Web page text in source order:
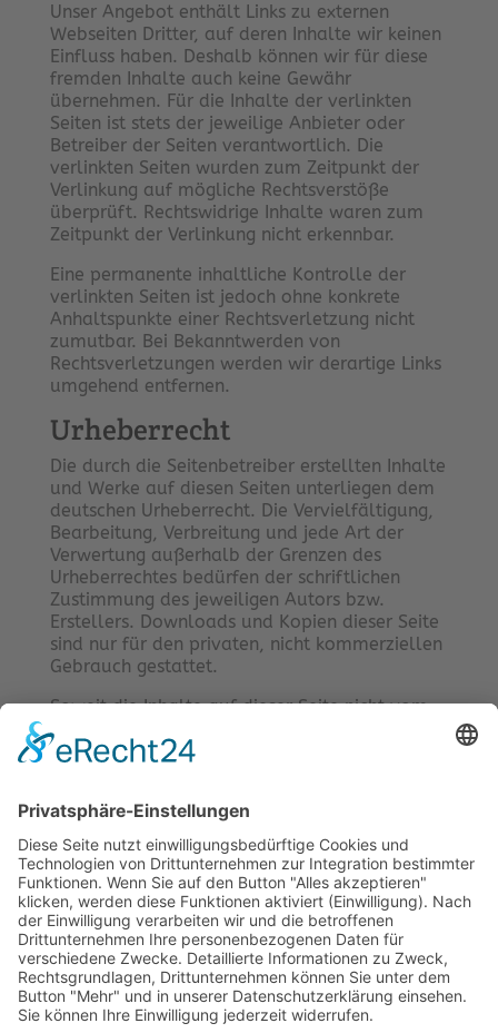
Unser Angebot enthält Links zu externen
Webseiten Dritter, auf deren Inhalte wir keinen
Einfluss haben. Deshalb können wir für diese
fremden Inhalte auch keine Gewähr
übernehmen. Für die Inhalte der verlinkten
Seiten ist stets der jeweilige Anbieter oder
Betreiber der Seiten verantwortlich. Die
verlinkten Seiten wurden zum Zeitpunkt der
Verlinkung auf mögliche Rechtsverstöße
überprüft. Rechtswidrige Inhalte waren zum
Zeitpunkt der Verlinkung nicht erkennbar.
Eine permanente inhaltliche Kontrolle der
verlinkten Seiten ist jedoch ohne konkrete
Anhaltspunkte einer Rechtsverletzung nicht
zumutbar. Bei Bekanntwerden von
Rechtsverletzungen werden wir derartige Links
umgehend entfernen.
Urheberrecht
Die durch die Seitenbetreiber erstellten Inhalte
und Werke auf diesen Seiten unterliegen dem
deutschen Urheberrecht. Die Vervielfältigung,
Bearbeitung, Verbreitung und jede Art der
Verwertung außerhalb der Grenzen des
Urheberrechtes bedürfen der schriftlichen
Zustimmung des jeweiligen Autors bzw.
Erstellers. Downloads und Kopien dieser Seite
sind nur für den privaten, nicht kommerziellen
Gebrauch gestattet.
Soweit die Inhalte auf dieser Seite nicht vom
Betreiber erstellt wurden, werden die
Urheberrechte Dritter beachtet. Insbesondere
Urheberrechtsverletzung aufmerksam werden,
bitten wir um einen entsprechenden Hinweis.
Bei Bekanntwerden von Rechtsverletzungen
werden wir derartige Inhalte umgehend
entfernen.